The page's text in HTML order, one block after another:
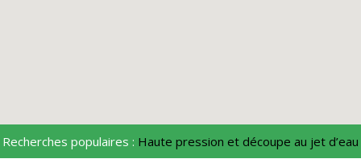
Recherches populaires : Haute pression et découpe au jet d’eau